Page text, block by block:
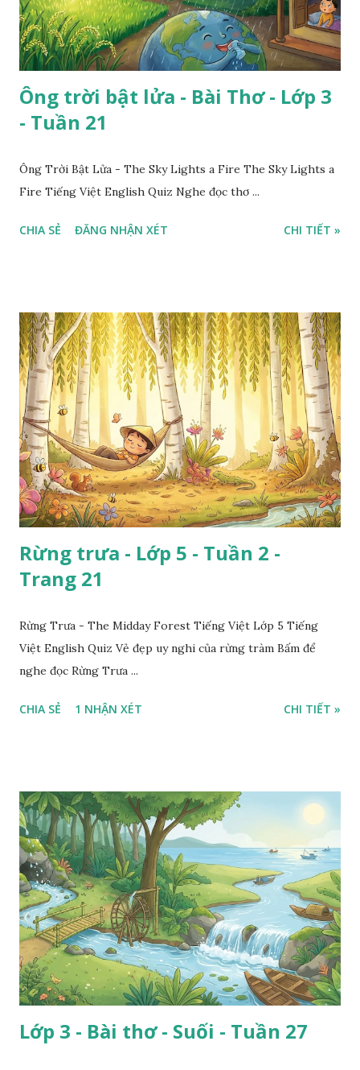
Ông trời bật lửa - Bài Thơ - Lớp 3
- Tuần 21
Ông Trời Bật Lửa - The Sky Lights a Fire The Sky Lights a
Fire Tiếng Việt English Quiz Nghe đọc thơ ...
CHIA SẺ ĐĂNG NHẬN XÉT CHI TIẾT »
Rừng trưa - Lớp 5 - Tuần 2 -
Trang 21
Rừng Trưa - The Midday Forest Tiếng Việt Lớp 5 Tiếng
Việt English Quiz Vẻ đẹp uy nghi của rừng tràm Bấm để
nghe đọc Rừng Trưa ...
CHIA SẺ 1 NHẬN XÉT CHI TIẾT »
Lớp 3 - Bài thơ - Suối - Tuần 27